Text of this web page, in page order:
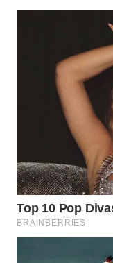
KEPULAUAN
SERIBU
TANGERANG
WN
BINJAI
WN
CIREBON